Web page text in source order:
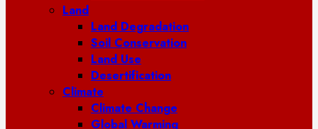
Land
Land Degradation
Soil Conservation
Land Use
Desertification
Climate
Climate Change
Global Warming